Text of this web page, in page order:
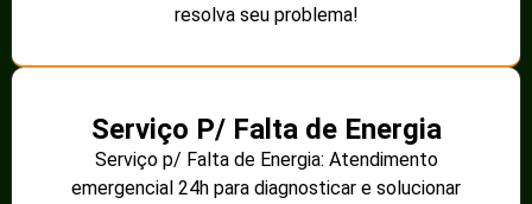
resolva seu problema!
Serviço P/ Falta de Energia
Serviço p/ Falta de Energia: Atendimento
emergencial 24h para diagnosticar e solucionar